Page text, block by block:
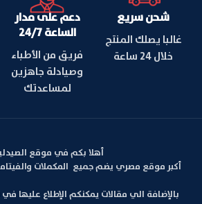
شحن سريع
غالبا يصلك المنتج
خلال 24 ساعة
دعم على مدار
الساعة 24/7
فريق من الأطباء
وصيادلة جاهزين
لمساعدتك
أهلا بكم في موقع
أكبر موقع مصري يضم جميع المكملات
بالإضافة الي مقالات يمكنكم الإطلاع عليها